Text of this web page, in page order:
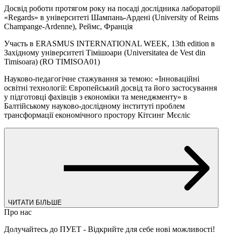
Досвід роботи протягом року на посаді дослідника лабораторії
«Regards» в університеті Шампань-Ардені (University of Reims
Champange-Ardenne), Реймс, Франція
Участь в ERASMUS INTERNATIONAL WEEK, 13th edition в
Західному університеті Тімішоари (Universitatea de Vest din
Timisoara) (RO TIMISOA01)
Науково-педагогічне стажування за темою: «Інноваційні
освітні технології: Європейський досвід та його застосування
у підготовці фахівців з економіки та менеджменту» в
Балтійському науково-дослідному інституті проблем
трансформації економічного простору Кітсинг Мєєліс
ЧИТАТИ БІЛЬШЕ
Про нас
Долучайтесь до ПУЕТ - Відкрийте для себе нові можливості!